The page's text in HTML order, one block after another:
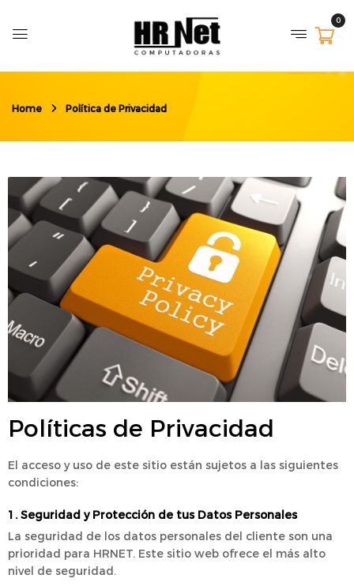
0
Home Política de Privacidad
Políticas de Privacidad
El acceso y uso de este sitio están sujetos a las siguientes
condiciones:
1. Seguridad y Protección de tus Datos Personales
La seguridad de los datos personales del cliente son una
prioridad para HRNET. Este sitio web ofrece el más alto
nivel de seguridad.